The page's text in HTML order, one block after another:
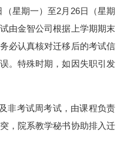
星期一）至2月26日（星期
由金智公司根据上学期期末
必认真核对迁移后的考试信
。特殊时期，如因失职引发
非考试周考试，由课程负责
，院系教学秘书协助排入迁